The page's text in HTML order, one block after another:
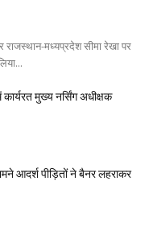
मध्यप्रदेश सीमा रेखा पर
मुख्य नर्सिंग अधीक्षक
आदर्श पीड़ितों ने बैनर लहराकर